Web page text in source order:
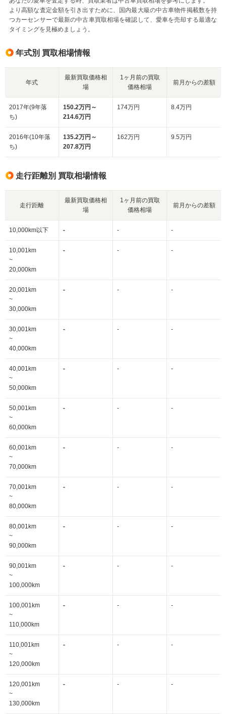
より高額な査定金額を引き出すために、国内最大級の中古車物件掲載数を持
つカーセンサーで最新の中古車買取相場を確認して、愛車を売却する最適な
タイミングを見極めましょう。
年式別 買取相場情報
年式
最新買取価格相
場
1ヶ月前の買取
価格相場
前月からの差額
2017年(9年落
ち)
150.2万円～
214.6万円
174万円 8.4万円
2016年(10年落
ち)
135.2万円～
207.8万円
162万円 9.5万円
走行距離別 買取相場情報
走行距離
最新買取価格相
場
1ヶ月前の買取
価格相場
前月からの差額
10,000km以下 - - -
10,001km
~
20,000km
- - -
20,001km
~
30,000km
- - -
30,001km
~
40,000km
- - -
40,001km
~
50,000km
- - -
50,001km
~
60,000km
- - -
60,001km
~
70,000km
- - -
70,001km
~
80,000km
- - -
80,001km
~
90,000km
- - -
90,001km
~
100,000km
- - -
100,001km
~
110,000km
- - -
110,001km
~
120,000km
- - -
120,001km
~
130,000km
- - -